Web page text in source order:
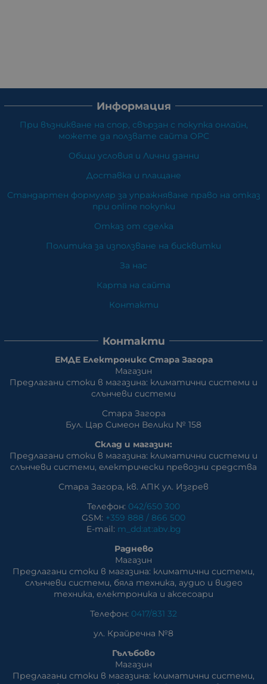
Информация
При възникване на спор, свързан с покупка онлайн,
можете да ползвате сайта ОРС
Общи условия и Лични данни
Доставка и плащане
Стандартен формуляр за упражняване право на отказ
при online покупки
Отказ от сделка
Политика за използване на бисквитки
За нас
Карта на сайта
Контакти
Контакти
ЕМДЕ Електроникс Стара Загора
Магазин
Предлагани стоки в магазина: климатични системи и
слънчеви системи
Стара Загора
Бул. Цар Симеон Велики № 158
Склад и магазин:
Предлагани стоки в магазина: климатични системи и
слънчеви системи, eлектрически превозни средства
Стара Загора, кв. АПК ул. Изгрев
Телефон: 042/650 300
GSM: +359 888 / 866 500
E-mail: m_dd:at:abv.bg
Раднево
Магазин
Предлагани стоки в магазина: климатични системи,
слънчеви системи, бяла техника, аудио и видео
техника, електроника и аксесоари
Телефон: 0417/831 32
ул. Крайречна №8
Гълъбово
Магазин
Предлагани стоки в магазина: климатични системи,